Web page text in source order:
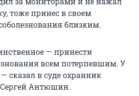
тоже принес в своем
близким.
— принести
всем потерпевшим. У
сказал в суде охранник
Антюшин.